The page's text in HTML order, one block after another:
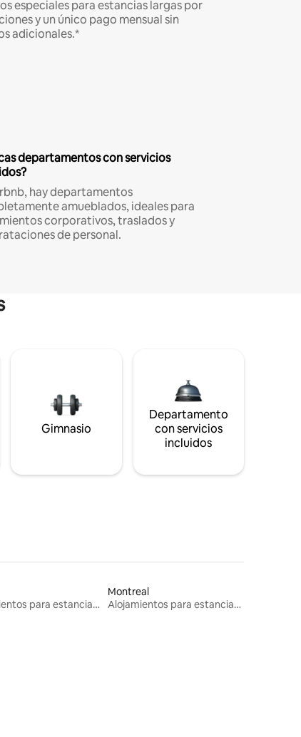
especiales para estancias largas por
y un único pago mensual sin
adicionales.*
departamentos con servicios
hay departamentos
amueblados, ideales para
corporativos, traslados y
de personal.
Gimnasio
Departamento
con servicios
incluidos
Alojamientos para estancias largas
Montreal
Alojamientos para estancias largas